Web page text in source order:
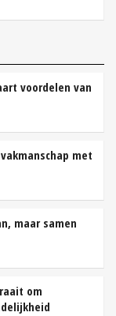
voordelen van
met
maar samen
om